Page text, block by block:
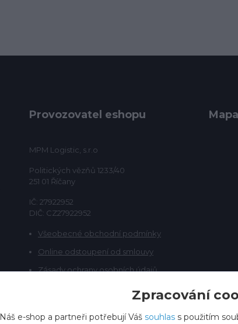
Provozovatel eshopu
MPM Logistic, s.r.o
Politických vězňů 1233/40
251 01 Říčany
IČ: 27922952
DIČ: CZ27922952
Všeobecné obchodní podmínky
Online odstoupení od smlouvy
Zásady ochrany osobních údajů
Mapa
Zpracování
Náš e-shop a partneři potřebují Váš souhlass použitím